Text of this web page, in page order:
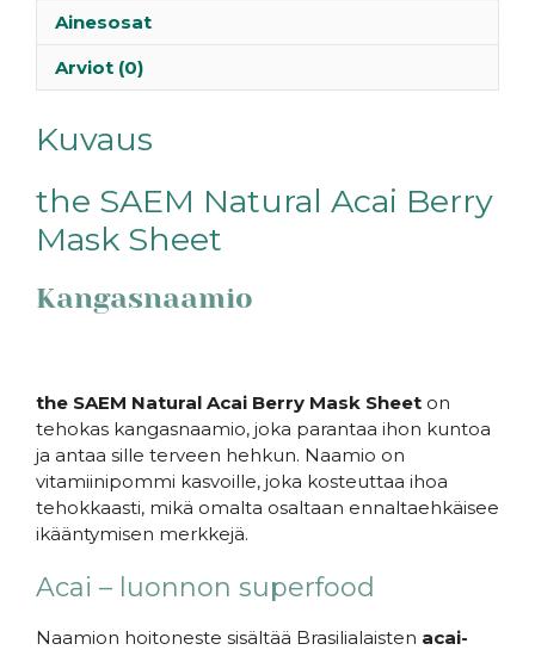
Ainesosat
Arviot (0)
Kuvaus
the SAEM Natural Acai Berry
Mask Sheet
Kangasnaamio
the SAEM Natural Acai Berry Mask Sheet on
tehokas kangasnaamio, joka parantaa ihon kuntoa
ja antaa sille terveen hehkun. Naamio on
vitamiinipommi kasvoille, joka kosteuttaa ihoa
tehokkaasti, mikä omalta osaltaan ennaltaehkäisee
ikääntymisen merkkejä.
Acai – luonnon superfood
Naamion hoitoneste sisältää Brasilialaisten acai-